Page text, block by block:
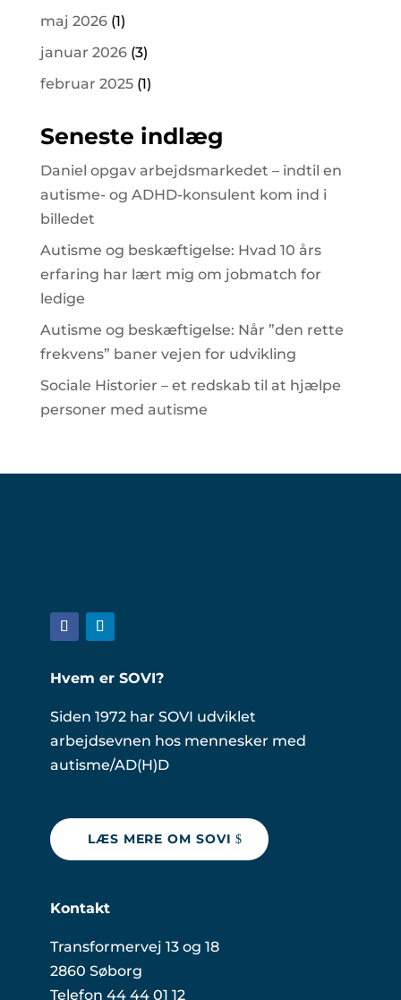
maj 2026(1)
januar 2026(3)
februar 2025(1)
Seneste indlæg
Daniel opgav arbejdsmarkedet – indtil en
autisme- og ADHD-konsulent kom ind i
billedet
Autisme og beskæftigelse: Hvad 10 års
erfaring har lært mig om jobmatch for
ledige
Autisme og beskæftigelse: Når ”den rette
frekvens” baner vejen for udvikling
Sociale Historier – et redskab til at hjælpe
personer med autisme
Hvem er SOVI?
Siden 1972 har SOVI udviklet
arbejdsevnen hos mennesker med
autisme/AD(H)D
LÆS MERE OM SOVI
Kontakt
Transformervej 13 og 18
2860 Søborg
Telefon 44 44 01 12